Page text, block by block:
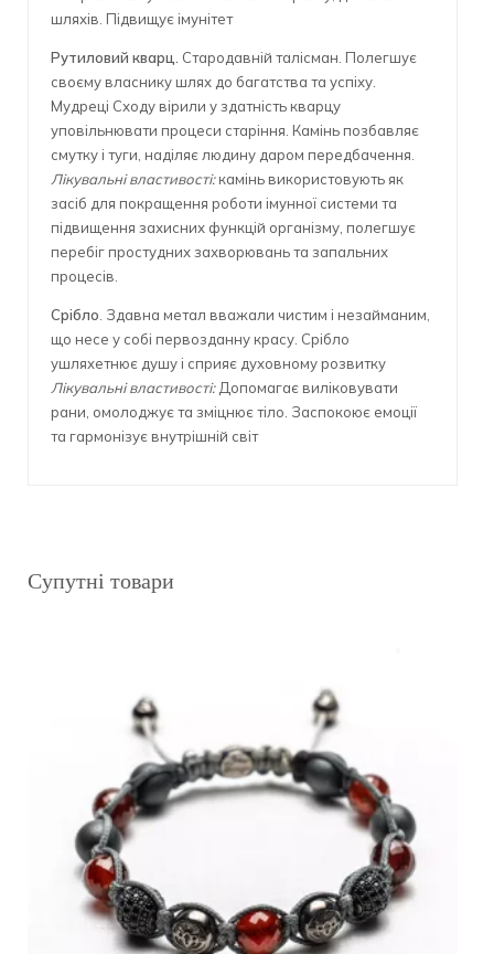
шляхів. Підвищує імунітет
Рутиловий кварц.
Стародавній талісман. Полегшує
своєму власнику шлях до багатства та успіху.
Мудреці Сходу вірили у здатність кварцу
уповільнювати процеси старіння. Камінь позбавляє
смутку і туги, наділяє людину даром передбачення.
Лікувальні властивості:камінь використовують як
засіб для покращення роботи імунної системи та
підвищення захисних функцій організму, полегшує
перебіг простудних захворювань та запальних
процесів.
Срібло . Здавна метал вважали чистим і незайманим,
що несе у собі первозданну красу. Срібло
ушляхетнює душу і сприяє духовному розвитку
Лікувальні властивості:Допомагає виліковувати
рани, омолоджує та зміцнює тіло. Заспокоює емоції
та гармонізує внутрішній світ
Супутні товари